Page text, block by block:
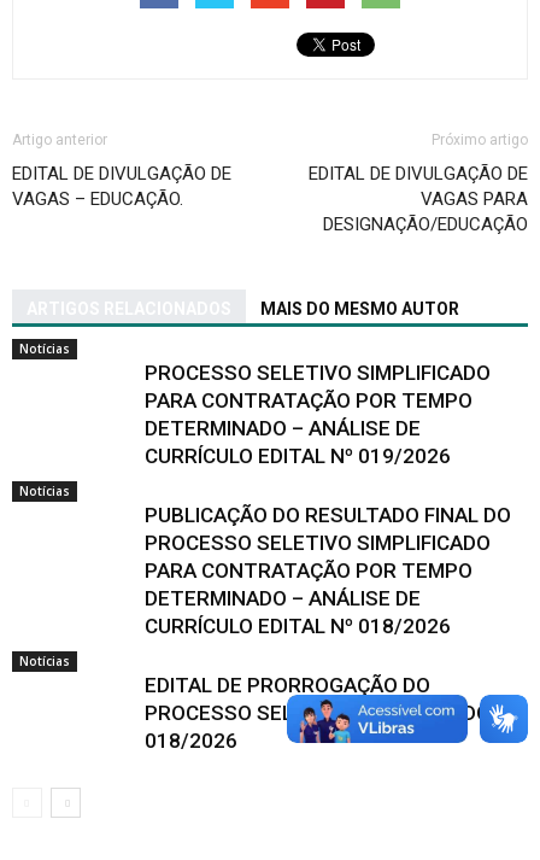
Artigo anterior
EDITAL DE DIVULGAÇÃO DE
VAGAS – EDUCAÇÃO.
Próximo artigo
EDITAL DE DIVULGAÇÃO DE
VAGAS PARA
DESIGNAÇÃO/EDUCAÇÃO
MAIS DO MESMO AUTOR
Notícias
PROCESSO SELETIVO SIMPLIFICADO
PARA CONTRATAÇÃO POR TEMPO
DETERMINADO – ANÁLISE DE
CURRÍCULO EDITAL Nº 019/2026
Notícias
PUBLICAÇÃO DO RESULTADO FINAL DO
PROCESSO SELETIVO SIMPLIFICADO
PARA CONTRATAÇÃO POR TEMPO
DETERMINADO – ANÁLISE DE
CURRÍCULO EDITAL Nº 018/2026
Notícias
EDITAL DE PRORROGAÇÃO DO
PROCESSO SELETIVO SIMPLIFICADO Nº
018/2026